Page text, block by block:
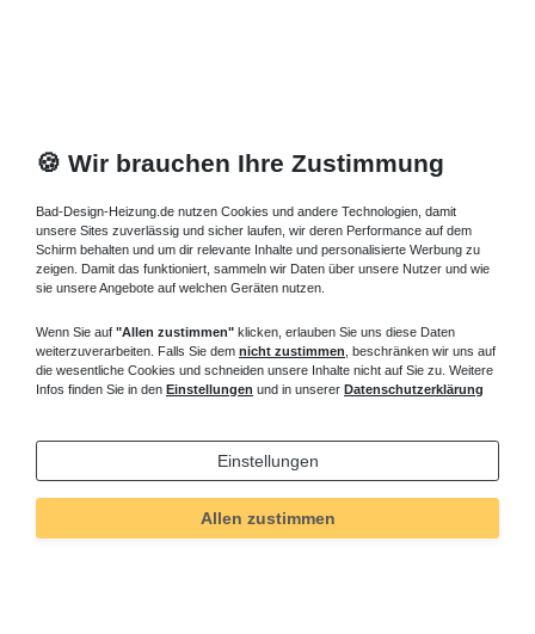
großen Auswahl der Badewanne Sechseckwanne inspirieren.
Fragen zu Sechseck Badewanne ? Rufen Sie an, wir beraten Sie
gern.
Badewanne Sechseckwanne mit
Duschbereich Duschzone
Weitere interessante Artikel aus unserem Sortiment
Sechseckwannen:Heizkörper Bauhöhe 200 mm,
rechteckige Duschwanne|Walk In Dusche |Heizkörper Paneel
Versand und Zahlung
🍪 Wir brauchen Ihre Zustimmung
Bad-Design-Heizung.de nutzen Cookies und andere Technologien, damit
unsere Sites zuverlässig und sicher laufen, wir deren Performance auf dem
Schirm behalten und um dir relevante Inhalte und personalisierte Werbung zu
zeigen. Damit das funktioniert, sammeln wir Daten über unsere Nutzer und wie
sie unsere Angebote auf welchen Geräten nutzen.
Wenn Sie auf "Allen zustimmen" klicken, erlauben Sie uns diese Daten
weiterzuverarbeiten. Falls Sie dem nicht zustimmen , beschränken wir uns auf
die wesentliche Cookies und schneiden unsere Inhalte nicht auf Sie zu. Weitere
Infos finden Sie in den Einstellungen und in unserer Datenschutzerklärung
Einstellungen
Allen zustimmen